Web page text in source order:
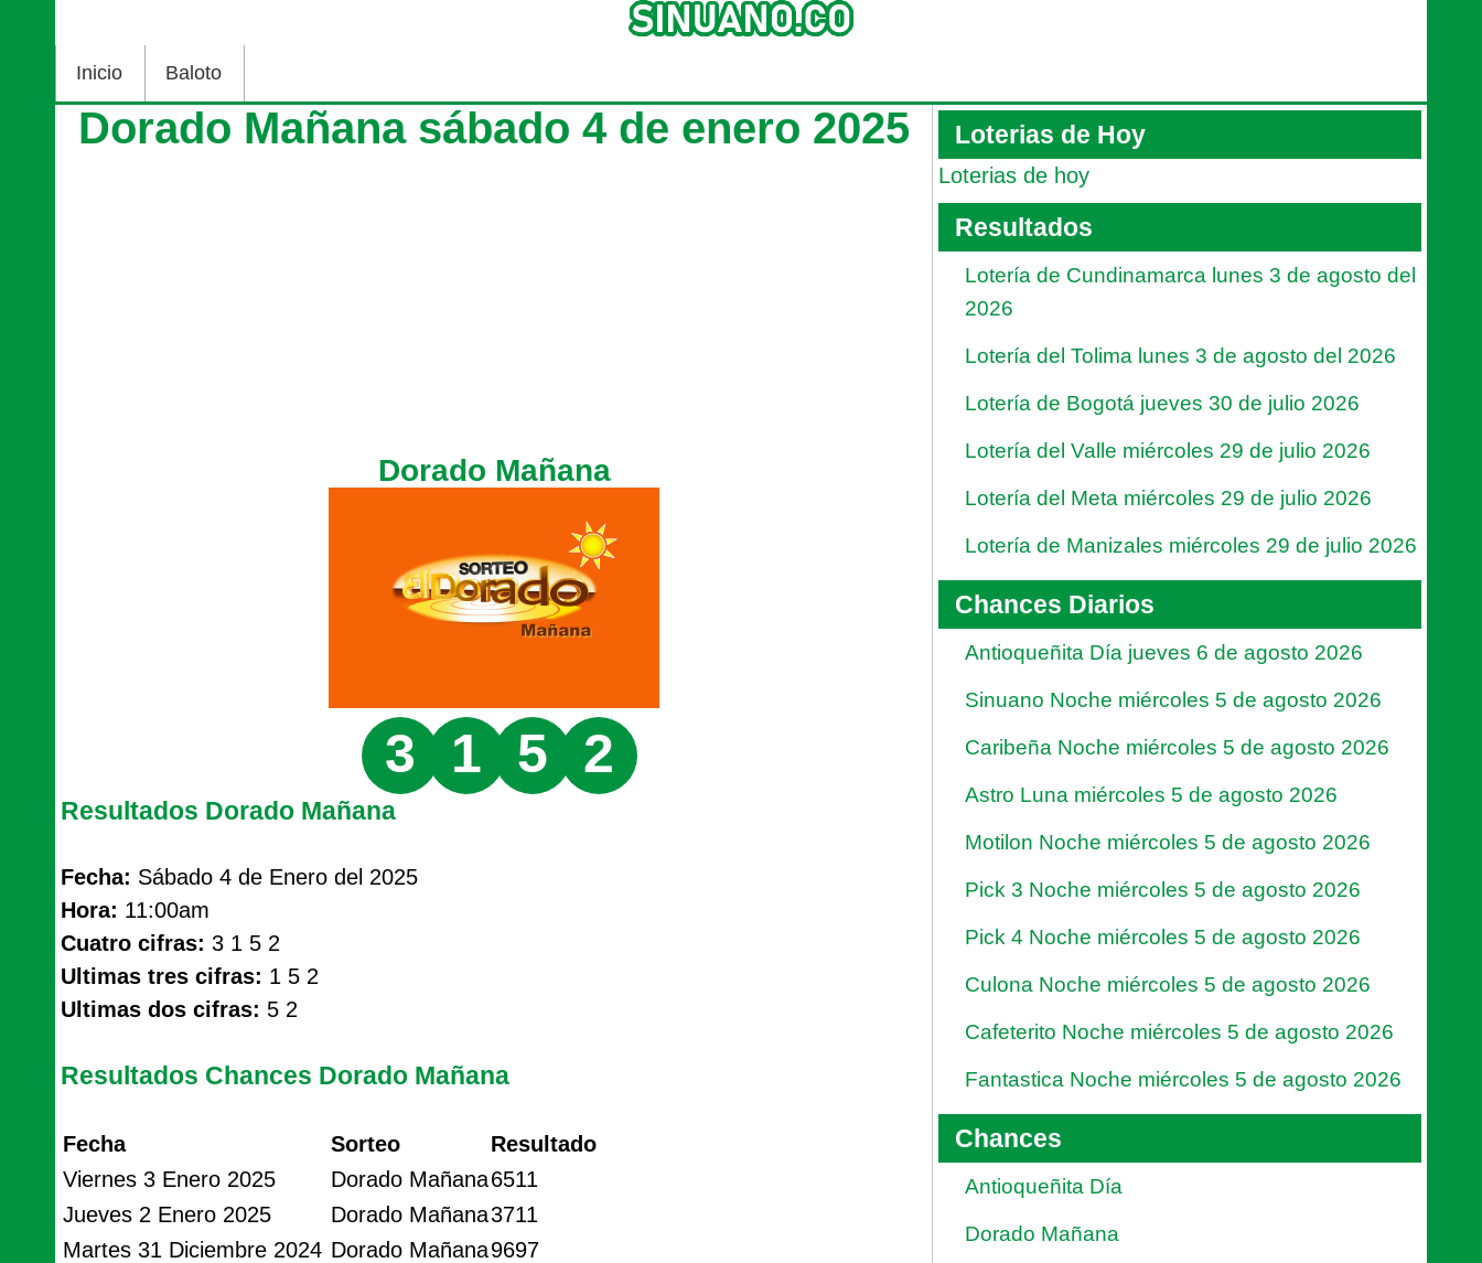
Inicio Baloto
Dorado Mañana sábado 4 de enero 2025
Dorado Mañana
3 1 5 2
Resultados Dorado Mañana
Fecha: Sábado 4 de Enero del 2025
Hora: 11:00am
Cuatro cifras: 3 1 5 2
Ultimas tres cifras: 1 5 2
Ultimas dos cifras: 5 2
Resultados Chances Dorado Mañana
Fecha Sorteo
Resultado
Viernes 3 Enero 2025
Dorado Mañana6511
Jueves 2 Enero 2025
Dorado Mañana3711
Martes 31 Diciembre 2024 Dorado Mañana9697
Loterias de Hoy
Loterias de hoy
Resultados
Lotería de Cundinamarca lunes 3 de agosto del
2026
Lotería del Tolima lunes 3 de agosto del 2026
Lotería de Bogotá jueves 30 de julio 2026
Lotería del Valle miércoles 29 de julio 2026
Lotería del Meta miércoles 29 de julio 2026
Lotería de Manizales miércoles 29 de julio 2026
Chances Diarios
Antioqueñita Día jueves 6 de agosto 2026
Sinuano Noche miércoles 5 de agosto 2026
Caribeña Noche miércoles 5 de agosto 2026
Astro Luna miércoles 5 de agosto 2026
Motilon Noche miércoles 5 de agosto 2026
Pick 3 Noche miércoles 5 de agosto 2026
Pick 4 Noche miércoles 5 de agosto 2026
Culona Noche miércoles 5 de agosto 2026
Cafeterito Noche miércoles 5 de agosto 2026
Fantastica Noche miércoles 5 de agosto 2026
Chances
Antioqueñita Día
Dorado Mañana